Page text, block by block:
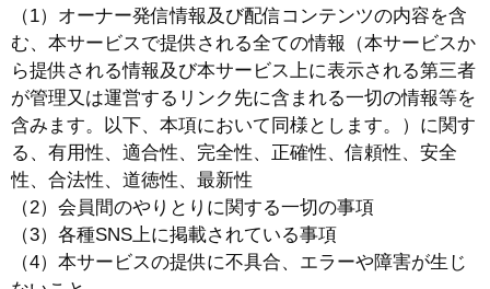
（1）オーナー発信情報及び配信コンテンツの内容を含
む、本サービスで提供される全ての情報（本サービスか
ら提供される情報及び本サービス上に表示される第三者
が管理又は運営するリンク先に含まれる一切の情報等を
含みます。以下、本項において同様とします。）に関す
る、有用性、適合性、完全性、正確性、信頼性、安全
性、合法性、道徳性、最新性
（2）会員間のやりとりに関する一切の事項
（3）各種SNS上に掲載されている事項
（4）本サービスの提供に不具合、エラーや障害が生じ